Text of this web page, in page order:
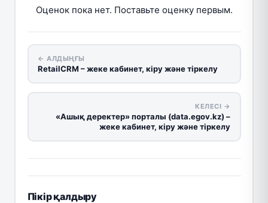
Оценок пока нет. Поставьте оценку первым.
← АЛДЫҢҒЫ
RetailCRM – жеке кабинет, кіру және тіркелу
КЕЛЕСІ →
«Ашық деректер» порталы (data.egov.kz) –
жеке кабинет, кіру және тіркелу
Пікір қалдыру